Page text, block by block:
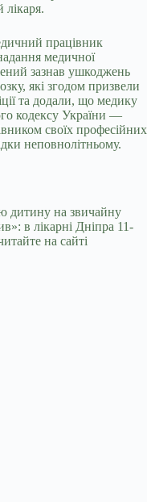
працівник
медичної
зазнав ушкоджень
які згодом призвели
та додали, що медику
кодексу України —
своїх професійних
неповнолітньому.
дитину на звичайну
в лікарні Дніпра 11-
на сайті